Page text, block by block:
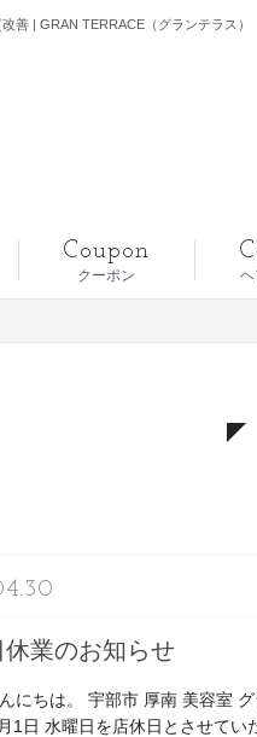
善 | GRAN TERRACE（グランテラス）
クーポン
Coupon
休業のお知らせ
にちは。 宇部市 厚南 美容室
1日 水曜日を店休日とさせてい